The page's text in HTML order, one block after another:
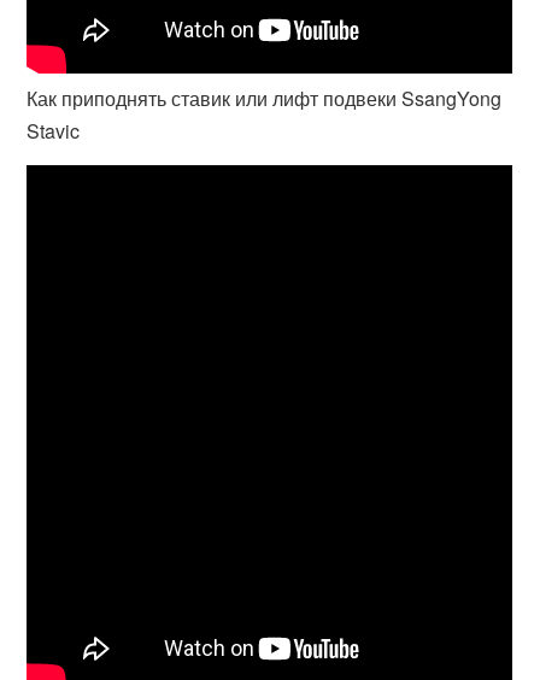
Как приподнять ставик или лифт подвеки SsangYong
Stavic